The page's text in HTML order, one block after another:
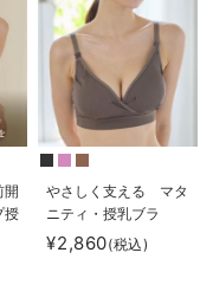
開
授
やさしく支える マタ
ニティ・授乳ブラ
¥2,860(税込)